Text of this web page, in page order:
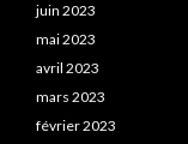
juin 2023
mai 2023
avril 2023
mars 2023
février 2023